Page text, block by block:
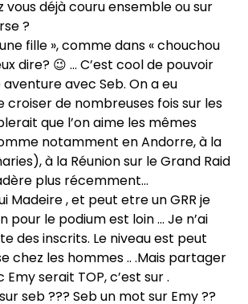
vous déjà couru ensemble ou sur
?
une fille », comme dans « chouchou
dire? 😉 … C’est cool de pouvoir
avec Seb. On a eu
croiser de nombreuses fois sur les
que l’on aime les mêmes
notamment en Andorre, à la
à la Réunion sur le Grand Raid
plus récemment…
Madeire , et peut etre un GRR je
pour le podium est loin … Je n’ai
des inscrits. Le niveau est peut
chez les hommes .. .Mais partager
serait TOP, c’est sur .
seb ??? Seb un mot sur Emy ??